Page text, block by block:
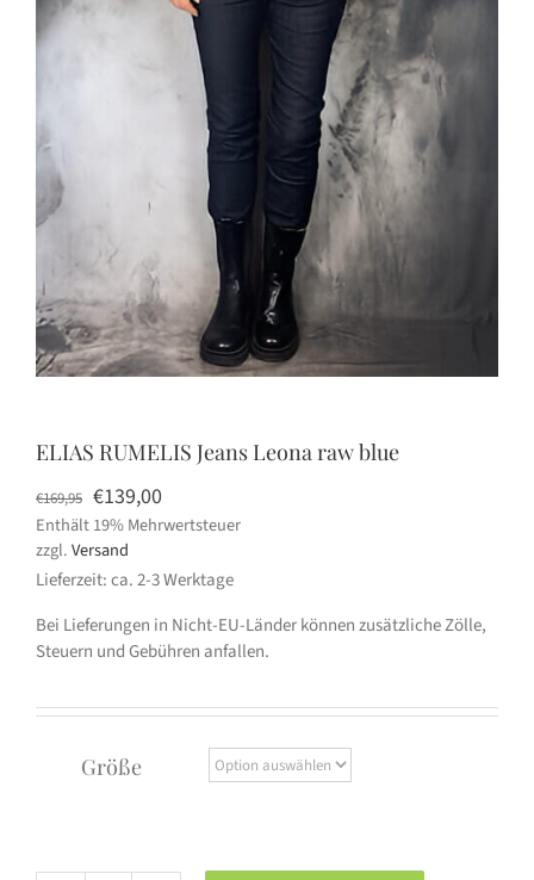
ELIAS RUMELIS Jeans Leona raw blue
€169,95 Ursprünglicher
Preis
war:
€169,95
€139,00Aktueller
Preis
€139,00.
Enthält 19% Mehrwertsteuer
zzgl.Versand
Lieferzeit: ca. 2-3 Werktage
Bei Lieferungen in Nicht-EU-Länder können zusätzliche Zölle,
Steuern und Gebühren anfallen.
Größe